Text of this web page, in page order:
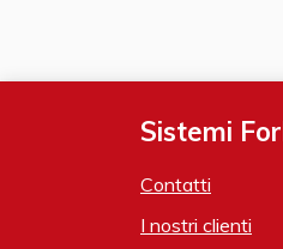
Sistemi
Contatti
I nostri clienti